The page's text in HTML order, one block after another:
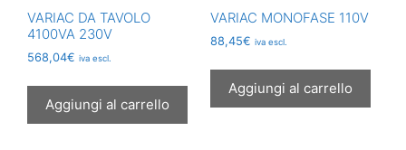
VARIAC DA TAVOLO
4100VA 230V
568,04€ iva escl.
Aggiungi al carrello
VARIAC MONOFASE 110V
88,45€ iva escl.
Aggiungi al carrello